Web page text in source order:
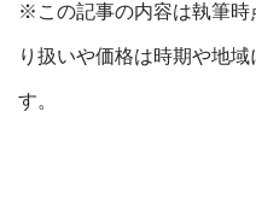
※この記事の内容は執筆時
り扱いや価格は時期や地
す。